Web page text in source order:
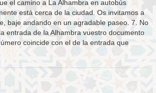
el camino a La Alhambra en autobús
está cerca de la ciudad. Os invitamos a
baje andando en un agradable paseo. 7. No
entrada de la Alhambra vuestro documento
coincide con el de la entrada que